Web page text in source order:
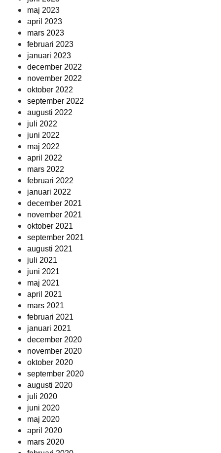
maj 2023
april 2023
mars 2023
februari 2023
januari 2023
december 2022
november 2022
oktober 2022
september 2022
augusti 2022
juli 2022
juni 2022
maj 2022
april 2022
mars 2022
februari 2022
januari 2022
december 2021
november 2021
oktober 2021
september 2021
augusti 2021
juli 2021
juni 2021
maj 2021
april 2021
mars 2021
februari 2021
januari 2021
december 2020
november 2020
oktober 2020
september 2020
augusti 2020
juli 2020
juni 2020
maj 2020
april 2020
mars 2020